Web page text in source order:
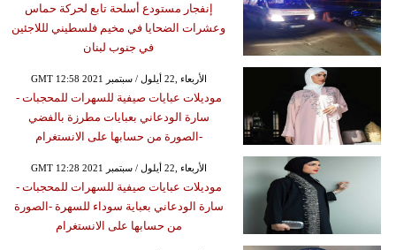
إنفجار مستودع أسلحة تابع لحركة حماس
وعشرات الضحايا في مخيم فلسطيني لللاجئين
في جنوب لبنان
GMT 12:58 2021 الأربعاء ,22 أيلول / سبتمبر
موديلات عبايات صيفية للسهرات للمحجبات -
سارة الودعاني بعبايات مطرزة بالفضي
-الصورة من حسابها على الانستغرام
GMT 12:28 2021 الأربعاء ,22 أيلول / سبتمبر
موديلات عبايات صيفية للسهرات للمحجبات -
سارة الودعاني بعباية سوداء للسهرة -الصورة
من حسابها على الانستغرام